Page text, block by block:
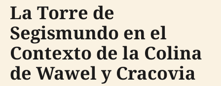
La Torre de
Segismundo en el
Contexto de la Colina
de Wawel y Cracovia